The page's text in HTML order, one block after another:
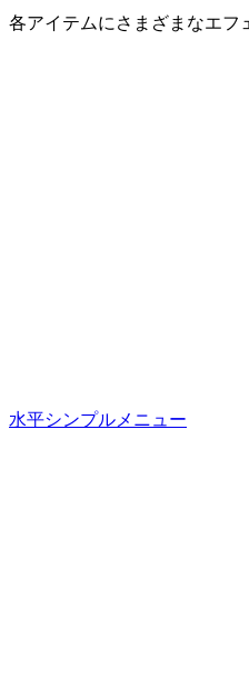
各アイテムにさまざまなエフ
水平シンプルメニュー